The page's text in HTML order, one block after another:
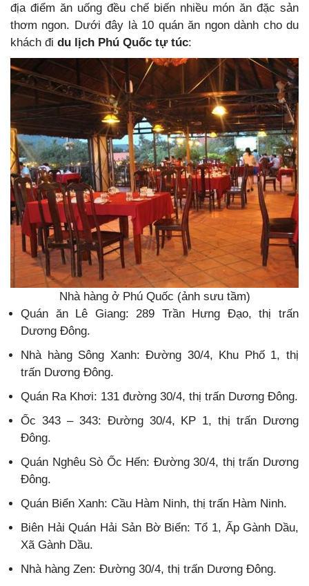
địa điểm ăn uống đều chế biến nhiều món ăn đặc sản
thơm ngon. Dưới đây là 10 quán ăn ngon dành cho du
khách đi du lịch Phú Quốc tự túc:
Nhà hàng ở Phú Quốc (ảnh sưu tầm)
Quán ăn Lê Giang: 289 Trần Hưng Đạo, thị trấn
Dương Đông.
Nhà hàng Sông Xanh: Đường 30/4, Khu Phố 1, thị
trấn Dương Đông.
Quán Ra Khơi: 131 đường 30/4, thị trấn Dương Đông.
Ốc 343 – 343: Đường 30/4, KP 1, thị trấn Dương
Đông.
Quán Nghêu Sò Ốc Hến: Đường 30/4, thị trấn Dương
Đông.
Quán Biển Xanh: Cầu Hàm Ninh, thị trấn Hàm Ninh.
Biên Hải Quán Hải Sản Bờ Biển: Tổ 1, Ấp Gành Dầu,
Xã Gành Dầu.
Nhà hàng Zen: Đường 30/4, thị trấn Dương Đông.